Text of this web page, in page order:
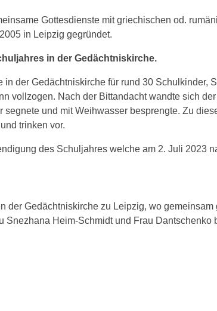
Gottesdienste mit griechischen od.
in Leipzig gegründet.
in der Gedächtniskirche.
der Gedächtniskirche für rund 30 Schulkinder,
vollzogen. Nach der Bittandacht wandte sich
und mit Weihwasser besprengte. Zu
trinken vor.
des Schuljahres welche am 2. Juli 2023
der Gedächtniskirche zu Leipzig, wo gemeinsam
Heim-Schmidt und Frau Dantschenko